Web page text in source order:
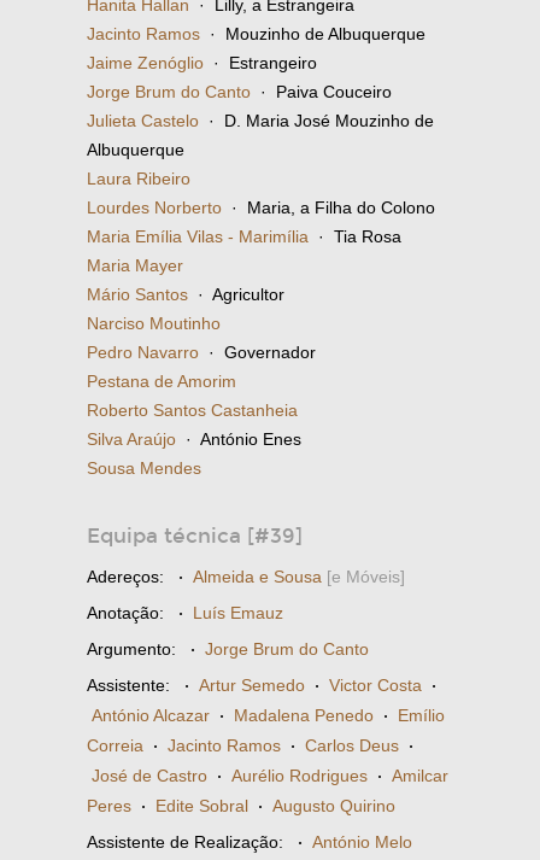
Hanita Hallan · Lilly, a Estrangeira
Jacinto Ramos · Mouzinho de Albuquerque
Jaime Zenóglio · Estrangeiro
Jorge Brum do Canto · Paiva Couceiro
Julieta Castelo · D. Maria José Mouzinho de
Albuquerque
Laura Ribeiro
Lourdes Norberto · Maria, a Filha do Colono
Maria Emília Vilas - Marimília · Tia Rosa
Maria Mayer
Mário Santos · Agricultor
Narciso Moutinho
Pedro Navarro · Governador
Pestana de Amorim
Roberto Santos Castanheia
Silva Araújo · António Enes
Sousa Mendes
Equipa técnica [#39]
Adereços: · Almeida e Sousa [e Móveis]
Anotação: · Luís Emauz
Argumento: · Jorge Brum do Canto
Assistente: · Artur Semedo · Victor Costa ·
António Alcazar · Madalena Penedo · Emílio
Correia · Jacinto Ramos · Carlos Deus ·
José de Castro · Aurélio Rodrigues · Amilcar
Peres · Edite Sobral · Augusto Quirino
Assistente de Realização: · António Melo